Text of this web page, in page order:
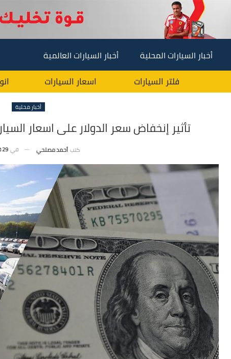
أخبار السيارات المحلية أخبار السيارات العالمية
فلتر السيارات اسعار السيارات
أخبار محلية
تأثير إنخفاض سعر الدولار على اسعار
كتب أحمد مصلحي في 29 فبراير 2020